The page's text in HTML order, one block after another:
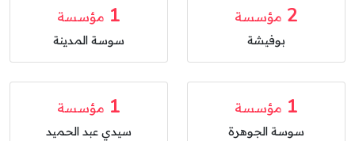
2 مؤسسة
بوفيشة
1 مؤسسة
سوسة المدينة
1 مؤسسة
سوسة الجوهرة
1 مؤسسة
سيدي عبد الحميد